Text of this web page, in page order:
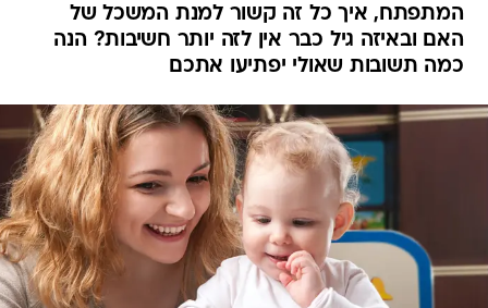
המתפתח, איך כל זה קשור למנת המשכל של
האם ובאיזה גיל כבר אין לזה יותר חשיבות? הנה
כמה תשובות שאולי יפתיעו אתכם